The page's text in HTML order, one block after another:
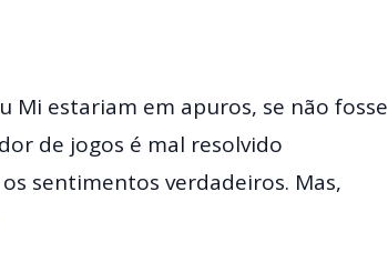
Mi estariam em apuros, se não fosse
de jogos é mal resolvido
sentimentos verdadeiros. Mas,